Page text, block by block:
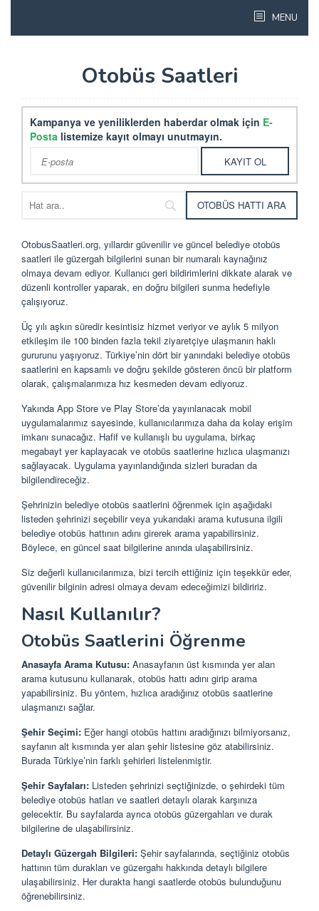
content
MENU
Otobüs Saatleri
Kampanya ve yeniliklerden haberdar olmak için E-
Posta listemize kayıt olmayı unutmayın.
OtobusSaatleri.org, yıllardır güvenilir ve güncel belediye otobüs
saatleri ile güzergah bilgilerini sunan bir numaralı kaynağınız
olmaya devam ediyor. Kullanıcı geri bildirimlerini dikkate alarak ve
düzenli kontroller yaparak, en doğru bilgileri sunma hedefiyle
çalışıyoruz.
Üç yılı aşkın süredir kesintisiz hizmet veriyor ve aylık 5 milyon
etkileşim ile 100 binden fazla tekil ziyaretçiye ulaşmanın haklı
gururunu yaşıyoruz. Türkiye’nin dört bir yanındaki belediye otobüs
saatlerini en kapsamlı ve doğru şekilde gösteren öncü bir platform
olarak, çalışmalarımıza hız kesmeden devam ediyoruz.
Yakında App Store ve Play Store’da yayınlanacak mobil
uygulamalarımız sayesinde, kullanıcılarımıza daha da kolay erişim
imkanı sunacağız. Hafif ve kullanışlı bu uygulama, birkaç
megabayt yer kaplayacak ve otobüs saatlerine hızlıca ulaşmanızı
sağlayacak. Uygulama yayınlandığında sizleri buradan da
bilgilendireceğiz.
Şehrinizin belediye otobüs saatlerini öğrenmek için aşağıdaki
listeden şehrinizi seçebilir veya yukarıdaki arama kutusuna ilgili
belediye otobüs hattının adını girerek arama yapabilirsiniz.
Böylece, en güncel saat bilgilerine anında ulaşabilirsiniz.
Siz değerli kullanıcılarımıza, bizi tercih ettiğiniz için teşekkür eder,
güvenilir bilginin adresi olmaya devam edeceğimizi bildiririz.
Nasıl Kullanılır?
Otobüs Saatlerini Öğrenme
Anasayfa Arama Kutusu: Anasayfanın üst kısmında yer alan
arama kutusunu kullanarak, otobüs hattı adını girip arama
yapabilirsiniz. Bu yöntem, hızlıca aradığınız otobüs saatlerine
ulaşmanızı sağlar.
Şehir Seçimi: Eğer hangi otobüs hattını aradığınızı bilmiyorsanız,
sayfanın alt kısmında yer alan şehir listesine göz atabilirsiniz.
Burada Türkiye’nin farklı şehirleri listelenmiştir.
Şehir Sayfaları: Listeden şehrinizi seçtiğinizde, o şehirdeki tüm
belediye otobüs hatları ve saatleri detaylı olarak karşınıza
gelecektir. Bu sayfalarda ayrıca otobüs güzergahları ve durak
bilgilerine de ulaşabilirsiniz.
Detaylı Güzergah Bilgileri: Şehir sayfalarında, seçtiğiniz otobüs
hattının tüm durakları ve güzergahı hakkında detaylı bilgilere
ulaşabilirsiniz. Her durakta hangi saatlerde otobüs bulunduğunu
öğrenebilirsiniz.